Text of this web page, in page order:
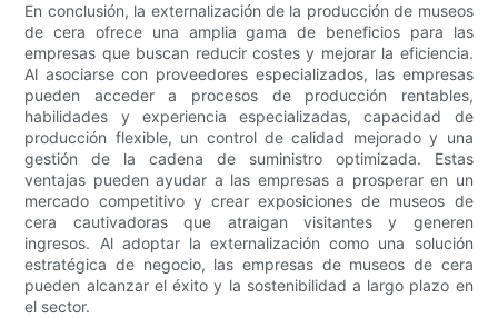
En conclusión, la externalización de la producción de museos
de cera ofrece una amplia gama de beneficios para las
empresas que buscan reducir costes y mejorar la eficiencia.
Al asociarse con proveedores especializados, las empresas
pueden acceder a procesos de producción rentables,
habilidades y experiencia especializadas, capacidad de
producción flexible, un control de calidad mejorado y una
gestión de la cadena de suministro optimizada. Estas
ventajas pueden ayudar a las empresas a prosperar en un
mercado competitivo y crear exposiciones de museos de
cera cautivadoras que atraigan visitantes y generen
ingresos. Al adoptar la externalización como una solución
estratégica de negocio, las empresas de museos de cera
pueden alcanzar el éxito y la sostenibilidad a largo plazo en
el sector.